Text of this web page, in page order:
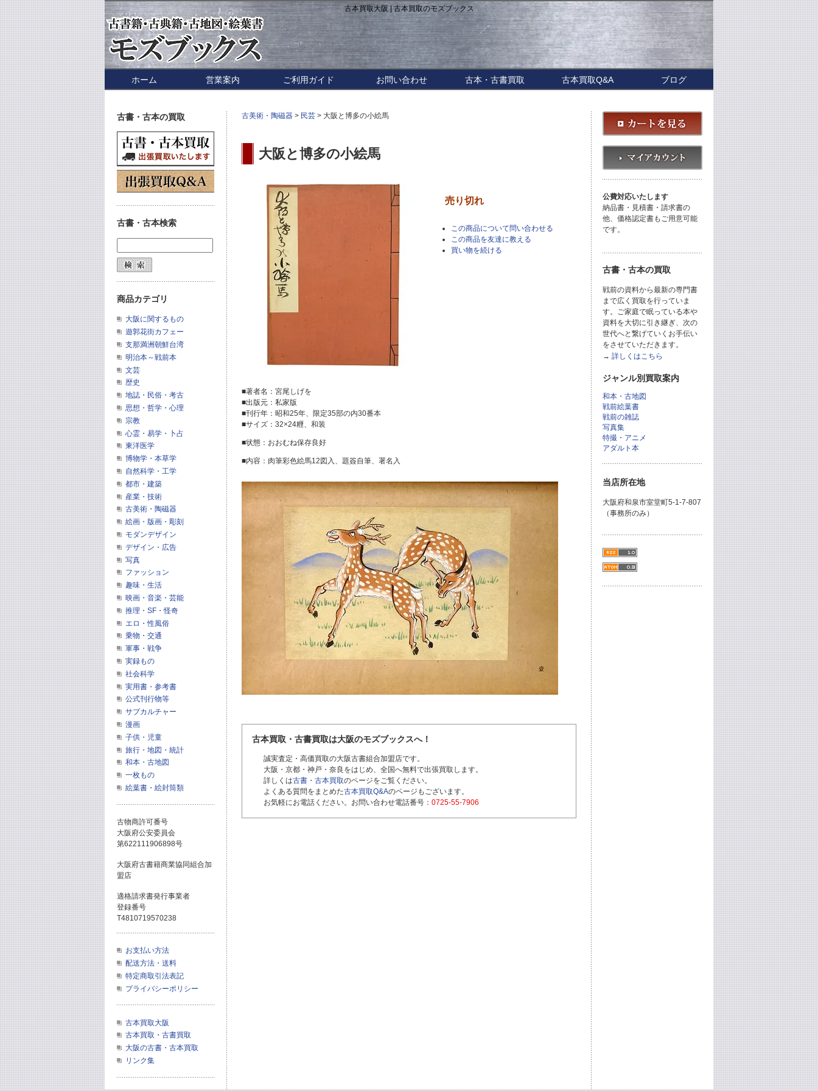
古本買取大阪 | 古本買取のモズブックス
ホーム 営業案内 ご利用ガイド お問い合わせ 古本・古書買取 古本買取Q&A ブログ
古美術・陶磁器 > 民芸 > 大阪と博多の小絵馬
大阪と博多の小絵馬
売り切れ
この商品について問い合わせる
この商品を友達に教える
買い物を続ける
■著者名：宮尾しげを
■出版元：私家版
■刊行年：昭和25年、限定35部の内30番本
■サイズ：32×24糎、和装
■状態：おおむね保存良好
■内容：肉筆彩色絵馬12図入、題簽自筆、署名入
古本買取・古書買取は大阪のモズブックスへ！
誠実査定・高価買取の大阪古書組合加盟店です。
大阪・京都・神戸・奈良をはじめ、全国へ無料で出張買取します。
詳しくは古書・古本買取のページをご覧ください。
よくある質問をまとめた古本買取Q&Aのページもございます。
お気軽にお電話ください。お問い合わせ電話番号： 0725-55-7906
古書・古本の買取
古書・古本検索
商品カテゴリ
大阪に関するもの
遊郭花街カフェー
支那満洲朝鮮台湾
明治本～戦前本
文芸
歴史
地誌・民俗・考古
思想・哲学・心理
宗教
心霊・易学・卜占
東洋医学
博物学・本草学
自然科学・工学
都市・建築
産業・技術
古美術・陶磁器
絵画・版画・彫刻
モダンデザイン
デザイン・広告
写真
ファッション
趣味・生活
映画・音楽・芸能
推理・SF・怪奇
エロ・性風俗
乗物・交通
軍事・戦争
実録もの
社会科学
実用書・参考書
公式刊行物等
サブカルチャー
漫画
子供・児童
旅行・地図・統計
和本・古地図
一枚もの
絵葉書・絵封筒類
古物商許可番号
大阪府公安委員会
第622111906898号
大阪府古書籍商業協同組合加
盟店
適格請求書発行事業者
登録番号
T4810719570238
お支払い方法
配送方法・送料
特定商取引法表記
プライバシーポリシー
古本買取大阪
古本買取・古書買取
大阪の古書・古本買取
リンク集
公費対応いたします
納品書・見積書・請求書の
他、価格認定書もご用意可能
です。
古書・古本の買取
戦前の資料から最新の専門書
まで広く買取を行っていま
す。ご家庭で眠っている本や
資料を大切に引き継ぎ、次の
世代へと繋げていくお手伝い
をさせていただきます。
→ 詳しくはこちら
ジャンル別買取案内
和本・古地図
戦前絵葉書
戦前の雑誌
写真集
特撮・アニメ
アダルト本
当店所在地
大阪府和泉市室堂町5-1-7-807
（事務所のみ）